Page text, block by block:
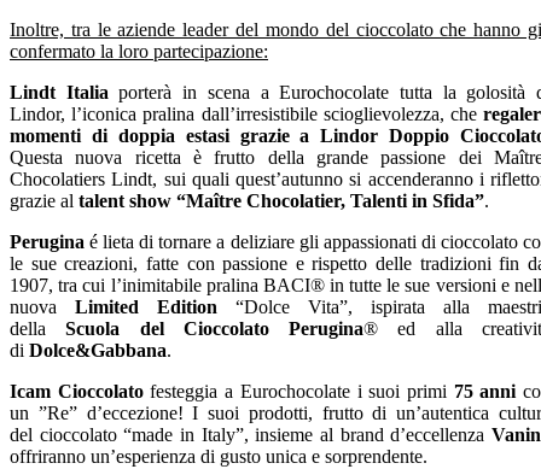
Inoltre, tra le aziende leader del mondo del cioccolato che hanno
confermato la loro partecipazione:
Lindt Italiaporterà in scena a Eurochocolate tutta la golosità
Lindor, l’iconica pralina dall’irresistibile scioglievolezza, che
momenti di doppia estasi grazie a Lindor Doppio
Questa nuova ricetta è frutto della grande passione dei
Chocolatiers Lindt, sui quali quest’autunno si accenderanno i
grazie al talent show “Maître Chocolatier, Talenti in Sfida”.
Perugina é lieta di tornare a deliziare gli appassionati di cioccolato
le sue creazioni, fatte con passione e rispetto delle tradizioni fin
1907, tra cui l’inimitabile pralina BACI® in tutte le sue versioni e
nuova Limited Edition “Dolce Vita”, ispirata alla
dellaScuola del Cioccolato Perugina® ed alla
di Dolce&Gabbana.
Icam Cioccolatofesteggia a Eurochocolate i suoi primi 75 anni
un ”Re” d’eccezione! I suoi prodotti, frutto di un’autentica
del cioccolato “made in Italy”, insieme al brand d’eccellenza
offriranno un’esperienza di gusto unica e sorprendente.